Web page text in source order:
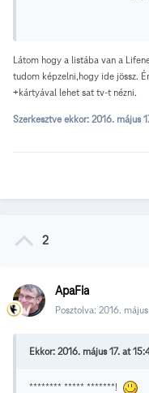
Látom hogy a listába van a
tudom képzelni,hogy ide jössz.
+kártyával lehet sat tv-t nézni.
Szerkesztve ekkor: 2016. május
2
ApaFia
Posztolva: 2016. május
Ekkor: 2016. május 17. at
******** ***** *******!